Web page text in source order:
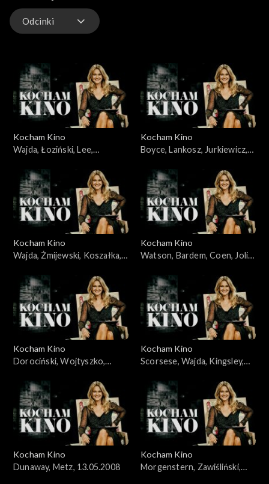
Odcinki
Kocham Kino
Wajda, Łoziński, Lee,
Kocham Kino
Boyce, Lankosz, Jurkiewicz,
03.06.2008
Kocham Kino
Wajda, Żmijewski, Koszałka,
Kocham Kino
Watson, Bardem, Coen, Jolie,
Kocham Kino
Dorociński, Wojtyszko,
Kocham Kino
Scorsese, Wajda, Kingsley,
Kocham Kino
Dunaway, Metz, 13.05.2008
Kocham Kino
Morgenstern, Zawiśliński,